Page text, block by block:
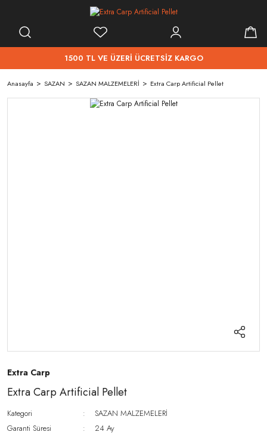
1500 TL VE ÜZERİ ÜCRETSİZ KARGO
Anasayfa SAZAN SAZAN MALZEMELERİ Extra Carp Artificial Pellet
Extra Carp
Extra Carp Artificial Pellet
Kategori
SAZAN MALZEMELERİ
Garanti Süresi
24 Ay